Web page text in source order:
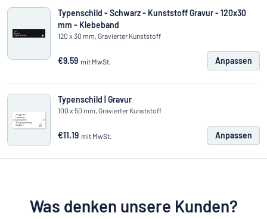
Typenschild - Schwarz - Kunststoff Gravur - 120x30
mm - Klebeband
120 x 30 mm, Gravierter Kunststoff
€9.59 mit MwSt. Anpassen
Typenschild | Gravur
100 x 50 mm, Gravierter Kunststoff
€11.19 mit MwSt. Anpassen
Was denken unsere Kunden?